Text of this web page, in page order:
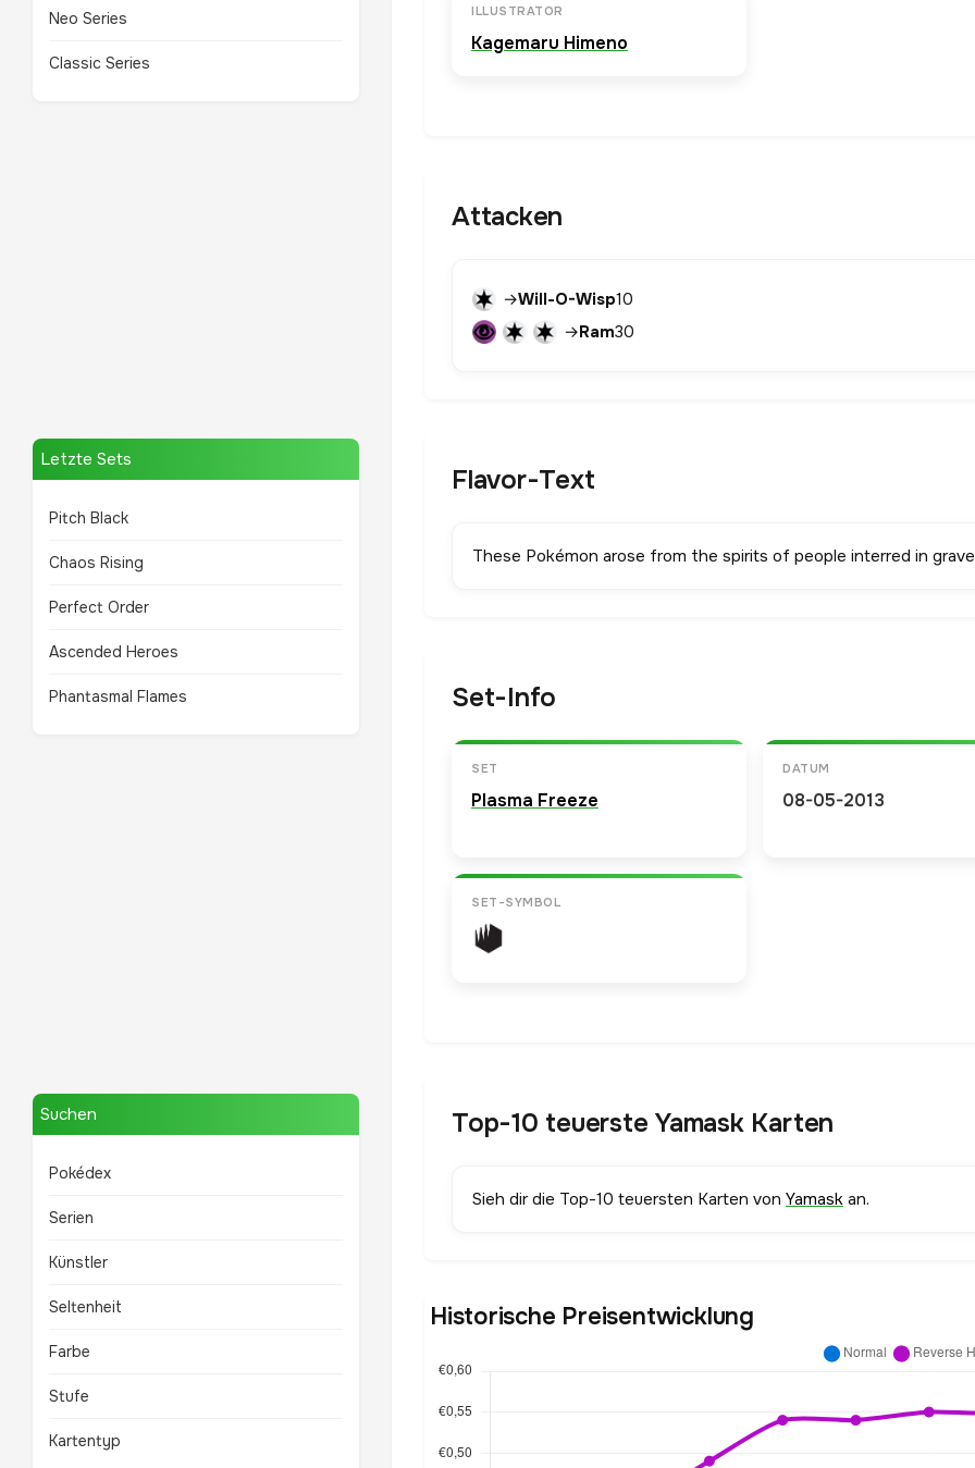
Neo Series
Classic Series
Letzte Sets
Pitch Black
Chaos Rising
Perfect Order
Ascended Heroes
Phantasmal Flames
TOP 10 POKÉMON
Suchen
Pokédex
Serien
Künstler
Seltenheit
Farbe
Stufe
Kartentyp
ILLUSTRATOR
Kagemaru Himeno
Attacken
→Will-O-Wisp10
→Ram30
Flavor-Text
These Pokémon arose from the spirits of people interred in
Set-Info
SET
Plasma Freeze
DATUM
08-05-2013
SET-SYMBOL
Top-10 teuerste Yamask Karten
Sieh dir die Top-10 teuersten Karten von Yamask an.
Historische Preisentwicklung